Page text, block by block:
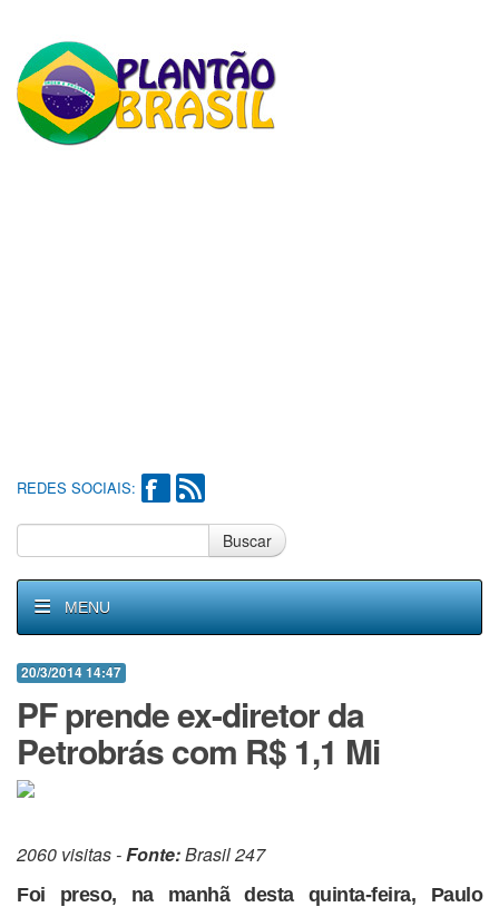
REDES SOCIAIS:
Buscar
MENU
20/3/2014 14:47
PF prende ex-diretor da
Petrobrás com R$ 1,1 Mi
2060 visitas -Fonte:Brasil 247
Foi preso, na manhã desta quinta-feira, Paulo